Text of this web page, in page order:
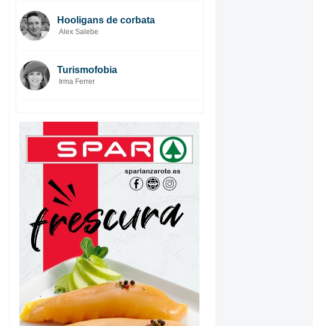
Hooligans de corbata
Alex Salebe
Turismofobia
Irma Ferrer